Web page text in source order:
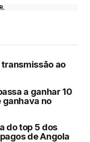
transmissão ao
a ganhar 10
ganhava no
do top 5 dos
de Angola